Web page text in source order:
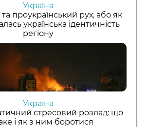
Україна
проукраїнський рух, або як
українська ідентичність
регіону
Україна
стресовий розлад: що
і як з ним боротися